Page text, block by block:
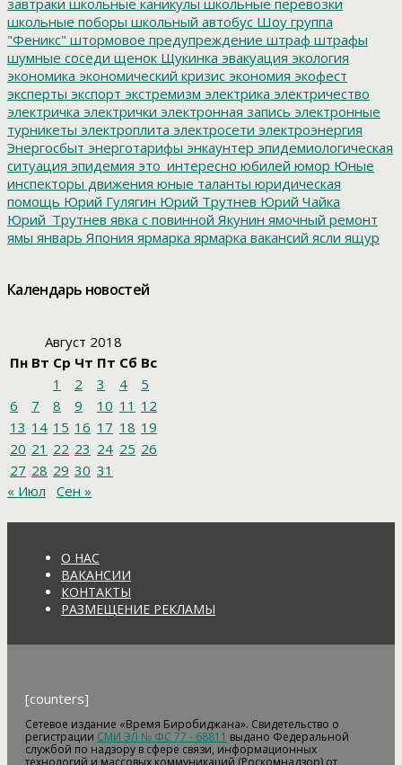
школьные поборы школьный автобус Шоу группа
"Феникс" штормовое предупреждение штраф штрафы
шумные соседи щенок Щукинка эвакуация экология
экономика экономический кризис экономия экофест
эксперты экспорт экстремизм электрика электричество
электричка электрички электронная запись электронные
турникеты электроплита электросети электроэнергия
Энергосбыт энерготарифы энкаунтер эпидемиологическая
ситуация эпидемия это_интересно юбилей юмор Юные
инспекторы движения юные таланты юридическая
помощь Юрий Гулягин Юрий Трутнев Юрий Чайка
Юрий_Трутнев явка с повинной Якунин ямочный ремонт
ямы январь Япония ярмарка ярмарка вакансий ясли ящур
Календарь новостей
Август 2018
Пн Вт Ср Чт Пт Сб Вс
1
2 3 4
5
6
7 8 9 10 11 12
13 14 15 16 17 18 19
20 21 22 23 24 25 26
27 28 29 30 31
« Июл
Сен »
О НАС
ВАКАНСИИ
КОНТАКТЫ
РАЗМЕЩЕНИЕ РЕКЛАМЫ
[counters]
Сетевое издание «Время Биробиджана». Свидетельство о
регистрации СМИ ЭЛ № ФС 77 - 68811 выдано Федеральной
службой по надзору в сфере связи, информационных